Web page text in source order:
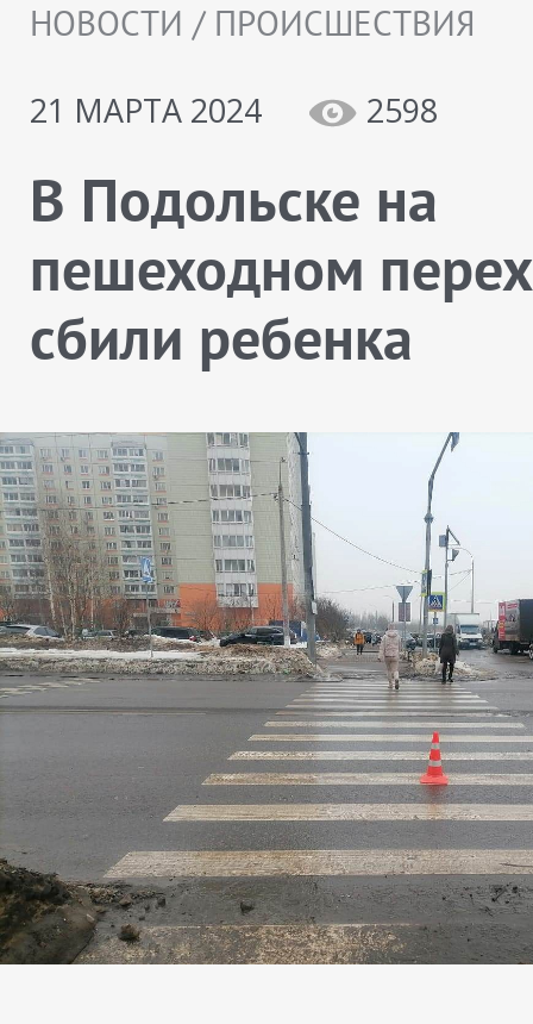
НОВОСТИ / ПРОИСШЕСТВИЯ
21 МАРТА 2024
2598
В Подольске на
пешеходном
сбили ребенка